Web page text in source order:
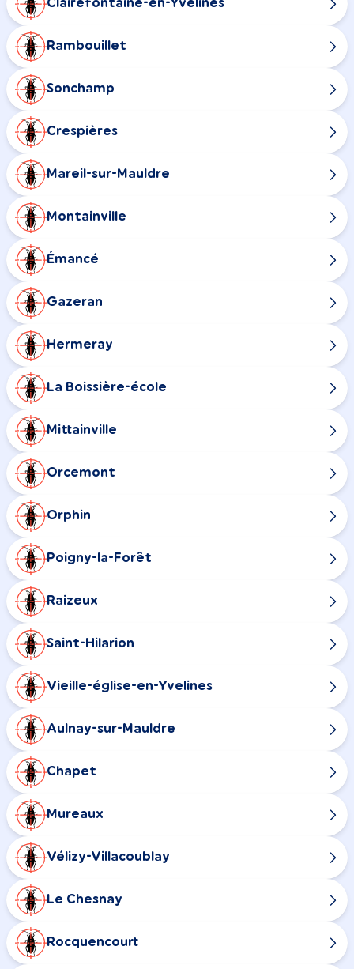
Clairefontaine-en-Yvelines
Rambouillet
Sonchamp
Crespières
Mareil-sur-Mauldre
Montainville
Émancé
Gazeran
Hermeray
La Boissière-école
Mittainville
Orcemont
Orphin
Poigny-la-Forêt
Raizeux
Saint-Hilarion
Vieille-église-en-Yvelines
Aulnay-sur-Mauldre
Chapet
Mureaux
Vélizy-Villacoublay
Le Chesnay
Rocquencourt